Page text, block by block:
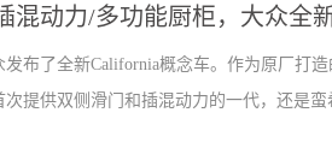
混动力/多功能厨柜，大众全
发布了全新California概念车。作为原厂打
次提供双侧滑门和插混动力的一代，还是蛮